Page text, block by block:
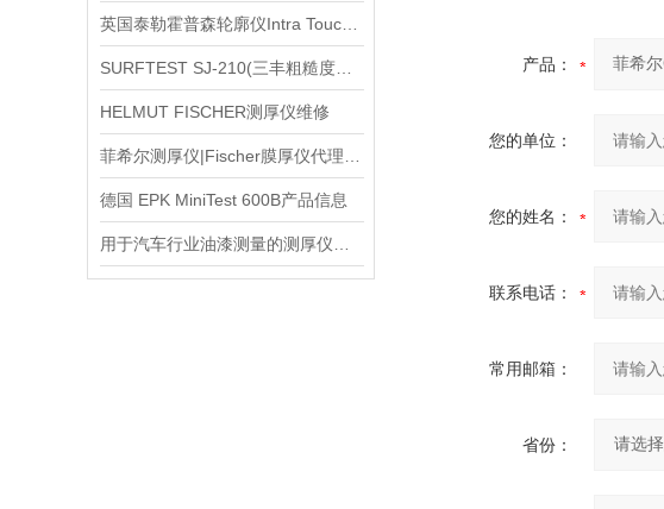
HELMUT FISCHER测厚仪维修
德国 EPK MiniTest 600B产品信息
产品：
您的单位：
您的姓名：
联系电话：
常用邮箱：
省份：